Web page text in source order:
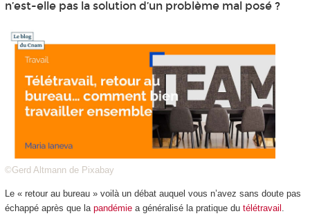
n’est-elle pas la solution d’un problème mal posé ?
©Gerd Altmann de Pixabay
Le « retour au bureau » voilà un débat auquel vous n’avez sans doute pas
échappé après que la pandémiea généralisé la pratique du télétravail .